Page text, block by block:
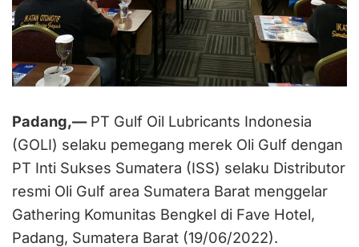
Padang,—PT Gulf Oil Lubricants Indonesia
(GOLI) selaku pemegang merek Oli Gulf dengan
PT Inti Sukses Sumatera (ISS) selaku Distributor
resmi Oli Gulf area Sumatera Barat menggelar
Gathering Komunitas Bengkel di Fave Hotel,
Padang, Sumatera Barat (19/06/2022).